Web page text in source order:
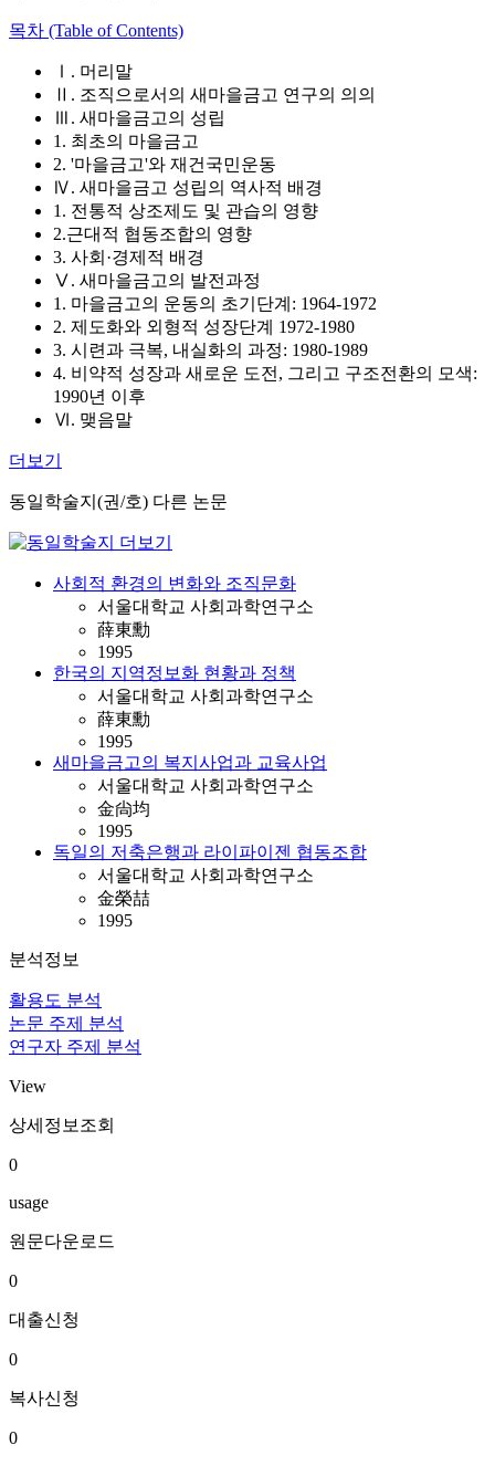
목차 (Table of Contents)
Ⅰ. 머리말
Ⅱ. 조직으로서의 새마을금고 연구의 의의
Ⅲ. 새마을금고의 성립
1. 최초의 마을금고
2. '마을금고'와 재건국민운동
Ⅳ. 새마을금고 성립의 역사적 배경
1. 전통적 상조제도 및 관습의 영향
2.근대적 협동조합의 영향
3. 사회·경제적 배경
Ⅴ. 새마을금고의 발전과정
1. 마을금고의 운동의 초기단계: 1964-1972
2. 제도화와 외형적 성장단계 1972-1980
3. 시련과 극복, 내실화의 과정: 1980-1989
4. 비약적 성장과 새로운 도전, 그리고 구조전환의 모색:
1990년 이후
Ⅵ. 맺음말
더보기
동일학술지(권/호) 다른 논문
사회적 환경의 변화와 조직문화
서울대학교 사회과학연구소
薛東勳
1995
한국의 지역정보화 현황과 정책
서울대학교 사회과학연구소
薛東勳
1995
새마을금고의 복지사업과 교육사업
서울대학교 사회과학연구소
金尙均
1995
독일의 저축은행과 라이파이젠 협동조합
서울대학교 사회과학연구소
金榮喆
1995
분석정보
활용도 분석
논문 주제 분석
연구자 주제 분석
View
상세정보조회
0
usage
원문다운로드
0
대출신청
0
복사신청
0